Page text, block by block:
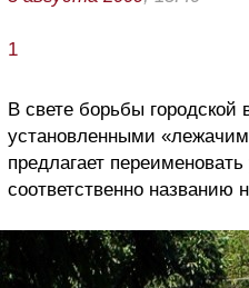
1
В свете борьбы городской
установленными
предлагает
соответственно названию